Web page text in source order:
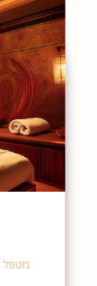
מטפל